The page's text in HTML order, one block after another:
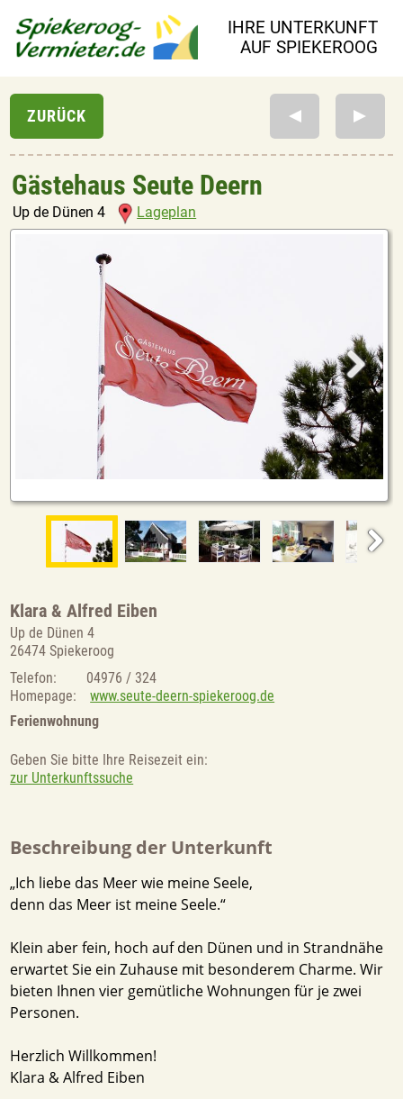
IHRE UNTERKUNFT
AUF SPIEKEROOG
Gästehaus Seute Deern
Up de Dünen 4 Lageplan
Klara & Alfred Eiben
Up de Dünen 4
26474 Spiekeroog
Telefon:
04976 / 324
Homepage:
www.seute-deern-spiekeroog.de
Ferienwohnung
Geben Sie bitte Ihre Reisezeit ein:
zur Unterkunftssuche
Beschreibung der Unterkunft
„Ich liebe das Meer wie meine Seele,
denn das Meer ist meine Seele.“
Klein aber fein, hoch auf den Dünen und in Strandnähe
erwartet Sie ein Zuhause mit besonderem Charme. Wir
bieten Ihnen vier gemütliche Wohnungen für je zwei
Personen.
Herzlich Willkommen!
Klara & Alfred Eiben